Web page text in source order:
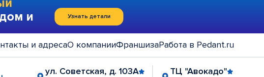
и
Узнать детали
и адресаО компанииФраншизаРабота в Pedant.ru
ул. Советская, д. 103А ТЦ "Авокадо"